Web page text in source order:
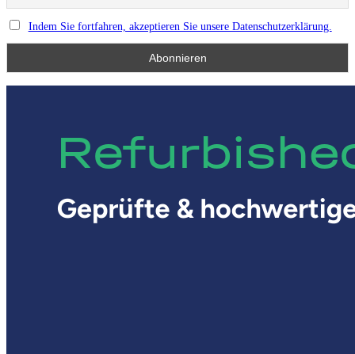
Indem Sie fortfahren, akzeptieren Sie unsere Datenschutzerklärung.